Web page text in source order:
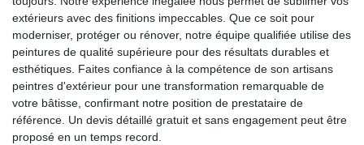
extérieurs avec des finitions impeccables. Que ce soit pour
moderniser, protéger ou rénover, notre équipe qualifiée utilise des
peintures de qualité supérieure pour des résultats durables et
esthétiques. Faites confiance à la compétence de son artisans
peintres d'extérieur pour une transformation remarquable de
votre bâtisse, confirmant notre position de prestataire de
référence. Un devis détaillé gratuit et sans engagement peut être
proposé en un temps record.